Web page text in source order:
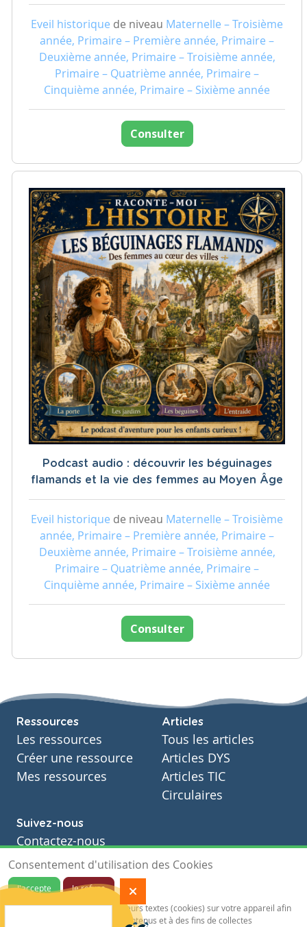
Eveil historique de niveau Maternelle – Troisième
année, Primaire – Première année, Primaire –
Deuxième année, Primaire – Troisième année,
Primaire – Quatrième année, Primaire –
Cinquième année, Primaire – Sixième année
Consulter
Podcast audio : découvrir les béguinages
flamands et la vie des femmes au Moyen Âge
Eveil historique de niveau Maternelle – Troisième
année, Primaire – Première année, Primaire –
Deuxième année, Primaire – Troisième année,
Primaire – Quatrième année, Primaire –
Cinquième année, Primaire – Sixième année
Consulter
Ressources
Les ressources
Créer une ressource
Mes ressources
Articles
Tous les articles
Articles DYS
Articles TIC
Circulaires
Suivez-nous
Contactez-nous
Soutien scolaire
Notre page Facebook
S'inscrire à notre newsletter
Consentement d'utilisation des Cookies
J'accepte
Je refuse
Notre site sauvegarde des traceurs textes (cookies) sur votre appareil afin
de vous garantir de meilleurs contenus et à des fins de collectes